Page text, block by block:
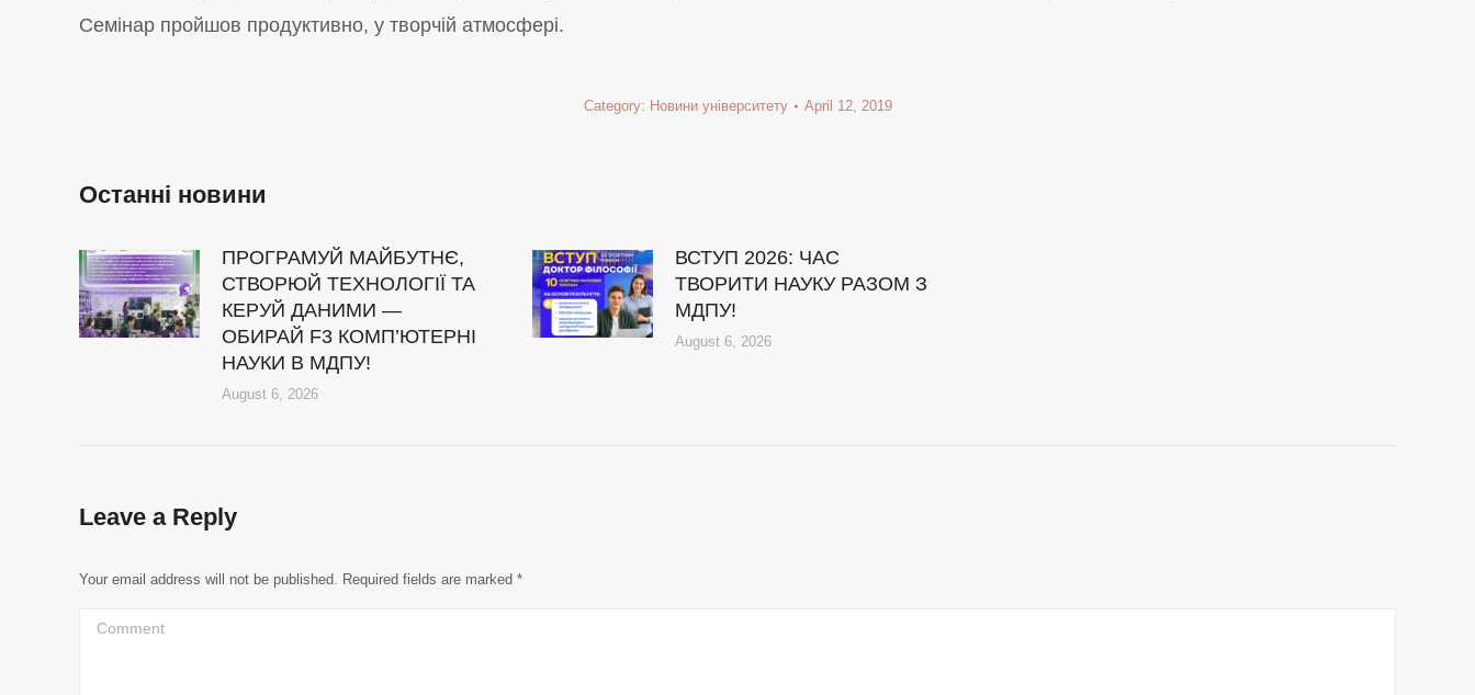
Семінар пройшов продуктивно, у творчій атмосфері.
Category: Новини університету April 12, 2019
Останні новини
ПРОГРАМУЙ МАЙБУТНЄ,
СТВОРЮЙ ТЕХНОЛОГІЇ ТА
КЕРУЙ ДАНИМИ —
ОБИРАЙ F3 КОМП’ЮТЕРНІ
НАУКИ В МДПУ!
August 6, 2026
ВСТУП 2026: ЧАС
ТВОРИТИ НАУКУ РАЗОМ З
МДПУ!
August 6, 2026
Leave a Reply
Your email address will not be published. Required fields are marked *
Comment